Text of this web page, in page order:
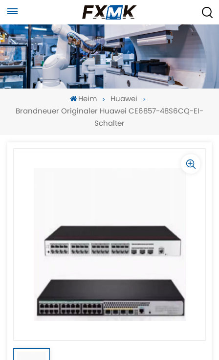
Heim
Huawei
Brandneuer Originaler Huawei CE6857-48S6CQ-EI-
Schalter